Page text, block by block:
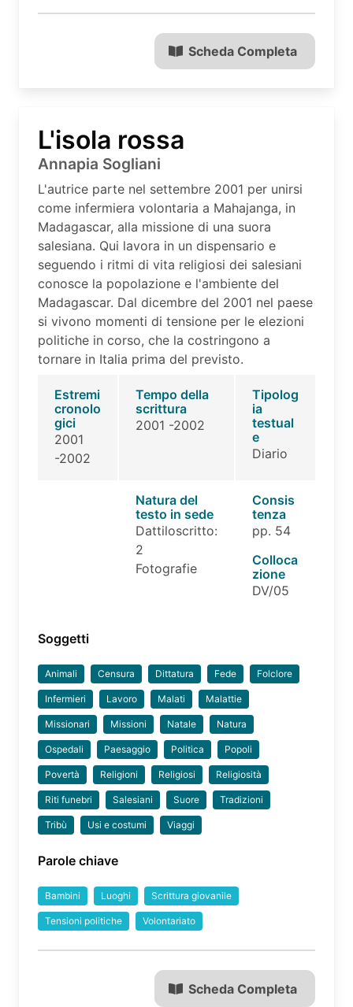
Scheda Completa
L'isola rossa
Annapia Sogliani
L'autrice parte nel settembre 2001 per unirsi
come infermiera volontaria a Mahajanga, in
Madagascar, alla missione di una suora
salesiana. Qui lavora in un dispensario e
seguendo i ritmi di vita religiosi dei salesiani
conosce la popolazione e l'ambiente del
Madagascar. Dal dicembre del 2001 nel paese
si vivono momenti di tensione per le elezioni
politiche in corso, che la costringono a
tornare in Italia prima del previsto.
Estremi
cronolo
gici
2001
-2002
Tempo della
scrittura
2001 -2002
Tipolog
ia
testual
e
Diario
Natura del
testo in sede
Dattiloscritto:
2
Fotografie
Consis
tenza
pp. 54
Colloca
zione
DV/05
Soggetti
Animali Censura Dittatura Fede Folclore
Infermieri Lavoro Malati Malattie
Missionari Missioni Natale Natura
Ospedali Paesaggio Politica Popoli
Povertà Religioni Religiosi Religiosità
Riti funebri Salesiani Suore Tradizioni
Tribù Usi e costumi Viaggi
Parole chiave
Bambini Luoghi Scrittura giovanile
Tensioni politiche Volontariato
Scheda Completa